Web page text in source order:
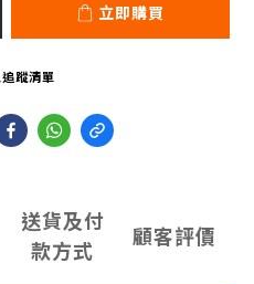
立即購買
蹤清單
送貨及付
款方式
顧客評價